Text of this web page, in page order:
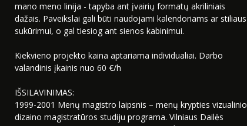
mano meno linija - tapyba ant įvairių formatų akriliniais
dažais. Paveikslai gali būti naudojami kalendoriams ar stiliaus
sukūrimui, o gal tiesiog ant sienos kabinimui.
Kiekvieno projekto kaina aptariama individualiai. Darbo
valandinis įkainis nuo 60 €/h
IŠSILAVINIMAS:
1999-2001 Menų magistro laipsnis – menų krypties vizualinio
dizaino magistratūros studiju programa. Vilniaus Dailės